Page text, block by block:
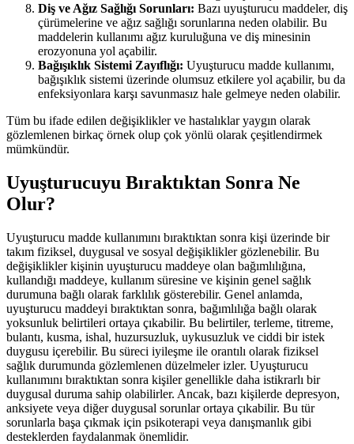
Diş ve Ağız Sağlığı Sorunları: Bazı uyuşturucu maddeler, diş
çürümelerine ve ağız sağlığı sorunlarına neden olabilir. Bu
maddelerin kullanımı ağız kuruluğuna ve diş minesinin
erozyonuna yol açabilir.
Bağışıklık Sistemi Zayıflığı: Uyuşturucu madde kullanımı,
bağışıklık sistemi üzerinde olumsuz etkilere yol açabilir, bu da
enfeksiyonlara karşı savunmasız hale gelmeye neden olabilir.
Tüm bu ifade edilen değişiklikler ve hastalıklar yaygın olarak
gözlemlenen birkaç örnek olup çok yönlü olarak çeşitlendirmek
mümkündür.
Uyuşturucuyu Bıraktıktan Sonra Ne
Olur?
Uyuşturucu madde kullanımını bıraktıktan sonra kişi üzerinde bir
takım fiziksel, duygusal ve sosyal değişiklikler gözlenebilir. Bu
değişiklikler kişinin uyuşturucu maddeye olan bağımlılığına,
kullandığı maddeye, kullanım süresine ve kişinin genel sağlık
durumuna bağlı olarak farklılık gösterebilir. Genel anlamda,
uyuşturucu maddeyi bıraktıktan sonra, bağımlılığa bağlı olarak
yoksunluk belirtileri ortaya çıkabilir. Bu belirtiler, terleme, titreme,
bulantı, kusma, ishal, huzursuzluk, uykusuzluk ve ciddi bir istek
duygusu içerebilir. Bu süreci iyileşme ile orantılı olarak fiziksel
sağlık durumunda gözlemlenen düzelmeler izler. Uyuşturucu
kullanımını bıraktıktan sonra kişiler genellikle daha istikrarlı bir
duygusal duruma sahip olabilirler. Ancak, bazı kişilerde depresyon,
anksiyete veya diğer duygusal sorunlar ortaya çıkabilir. Bu tür
sorunlarla başa çıkmak için psikoterapi veya danışmanlık gibi
desteklerden faydalanmak önemlidir.